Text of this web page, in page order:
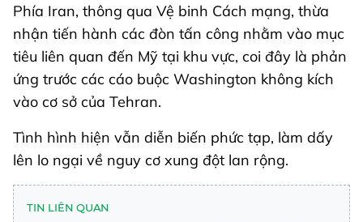
Phía Iran, thông qua Vệ binh Cách mạng, thừa
nhận tiến hành các đòn tấn công nhằm vào mục
tiêu liên quan đến Mỹ tại khu vực, coi đây là phản
ứng trước các cáo buộc Washington không kích
vào cơ sở của Tehran.
Tình hình hiện vẫn diễn biến phức tạp, làm dấy
lên lo ngại về nguy cơ xung đột lan rộng.
TIN LIÊN QUAN